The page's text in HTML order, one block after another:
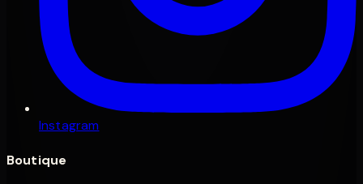
Instagram
Boutique